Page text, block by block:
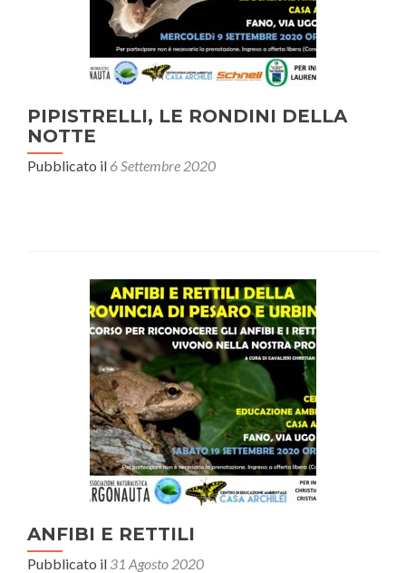
PIPISTRELLI, LE RONDINI DELLA
NOTTE
Pubblicato il 6 Settembre 2020
ANFIBI E RETTILI
Pubblicato il 31 Agosto 2020